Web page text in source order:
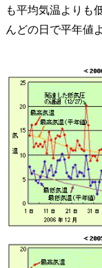
も平均気温よりも
んどの日で平年値